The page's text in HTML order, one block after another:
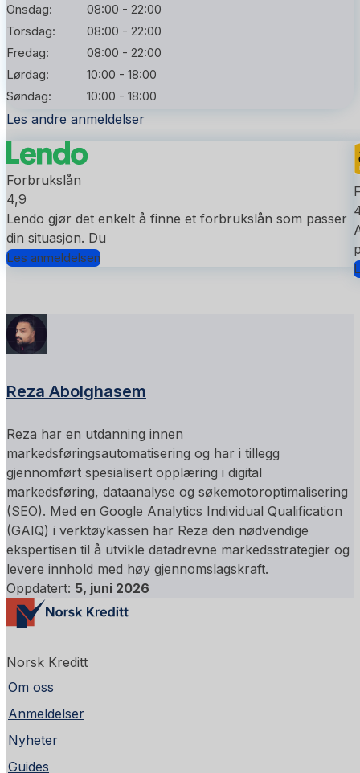
Onsdag:
08:00 - 22:00
Torsdag:
08:00 - 22:00
Fredag:
08:00 - 22:00
Lørdag:
10:00 - 18:00
Søndag:
10:00 - 18:00
Les andre anmeldelser
Forbrukslån
4,9
Lendo gjør det enkelt å finne et forbrukslån som passer
din situasjon. Du
Les anmeldelsen
Reza Abolghasem
Reza har en utdanning innen
markedsføringsautomatisering og har i tillegg
gjennomført spesialisert opplæring i digital
markedsføring, dataanalyse og søkemotoroptimalisering
(SEO). Med en Google Analytics Individual Qualification
(GAIQ) i verktøykassen har Reza den nødvendige
ekspertisen til å utvikle datadrevne markedsstrategier og
levere innhold med høy gjennomslagskraft.
Oppdatert: 5, juni 2026
Norsk Kreditt
Om oss
Anmeldelser
Nyheter
Guides